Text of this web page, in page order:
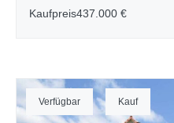
Kaufpreis437.000 €
Verfügbar Kauf